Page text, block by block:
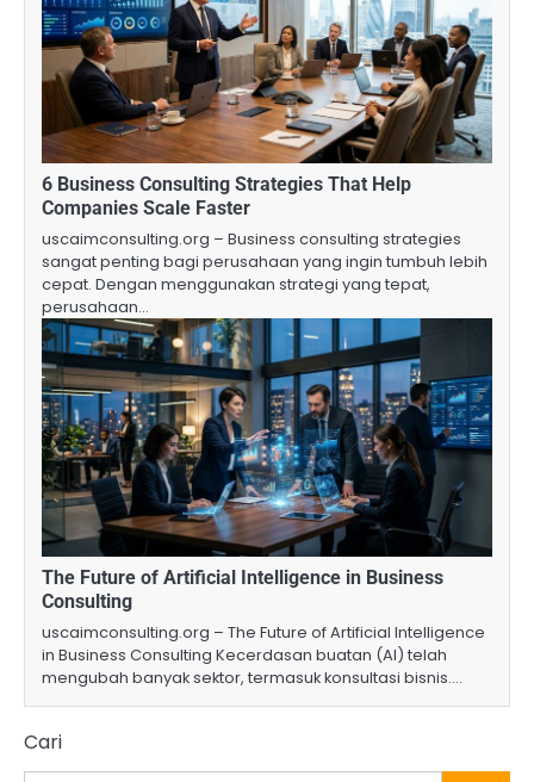
6 Business Consulting Strategies That Help
Companies Scale Faster
uscaimconsulting.org – Business consulting strategies
sangat penting bagi perusahaan yang ingin tumbuh lebih
cepat. Dengan menggunakan strategi yang tepat,
perusahaan…
The Future of Artificial Intelligence in Business
Consulting
uscaimconsulting.org – The Future of Artificial Intelligence
in Business Consulting Kecerdasan buatan (AI) telah
mengubah banyak sektor, termasuk konsultasi bisnis.…
Cari